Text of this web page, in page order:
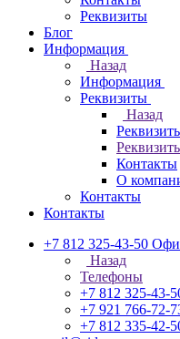
Реквизиты
Блог
Информация
Назад
Информация
Реквизиты
Назад
Контакты
О
Контакты
Контакты
+7 812 325-43-50
Назад
Телефоны
+7 812 325-43-
+7 921 766-72-
+7 812 335-42-